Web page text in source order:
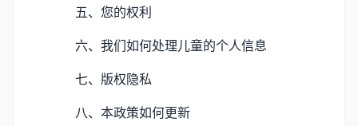
五、您的权利
六、我们如何处理儿童的个人信息
七、版权隐私
八、本政策如何更新